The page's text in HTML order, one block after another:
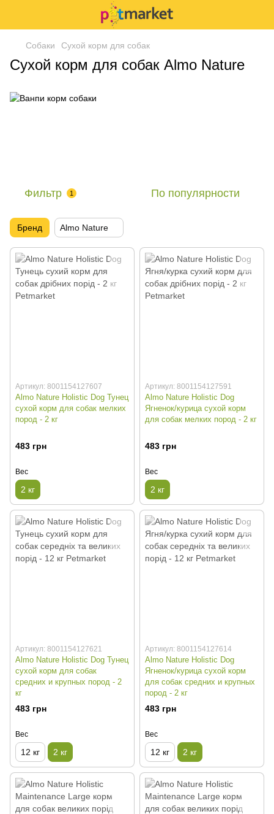
Собаки Сухой корм для собак
Сухой корм для собак Almo Nature
Фильтр 1 По популярности
Бренд Almo Nature
Артикул: 8001154127607
Almo Nature Holistic Dog Тунец
сухой корм для собак мелких
пород - 2 кг
483 грн
Вес
2 кг
Артикул: 8001154127591
Almo Nature Holistic Dog
Ягненок/курица сухой корм
для собак мелких пород - 2 кг
483 грн
Вес
2 кг
Артикул: 8001154127621
Almo Nature Holistic Dog Тунец
сухой корм для собак
средних и крупных пород - 2
кг
483 грн
Вес
12 кг 2 кг
Артикул: 8001154127614
Almo Nature Holistic Dog
Ягненок/курица сухой корм
для собак средних и крупных
пород - 2 кг
483 грн
Вес
12 кг 2 кг